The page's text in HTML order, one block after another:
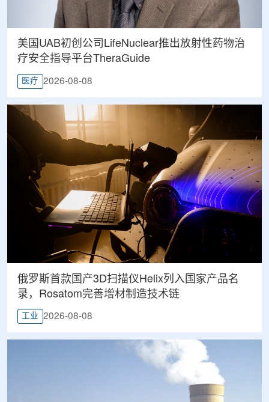
美国UAB初创公司LifeNuclear推出放射性药物治
疗安全指导平台TheraGuide
医疗 2026-08-08
俄罗斯首款国产3D扫描仪Helix列入国家产品名
录，Rosatom完善增材制造技术链
工业 2026-08-08